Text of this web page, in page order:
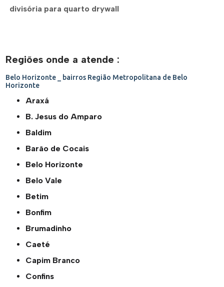
divisória para quarto drywall
Regiões onde a atende :
Belo Horizonte _ bairros Região Metropolitana de Belo
Horizonte
Araxá
B. Jesus do Amparo
Baldim
Barão de Cocais
Belo Horizonte
Belo Vale
Betim
Bonfim
Brumadinho
Caeté
Capim Branco
Confins